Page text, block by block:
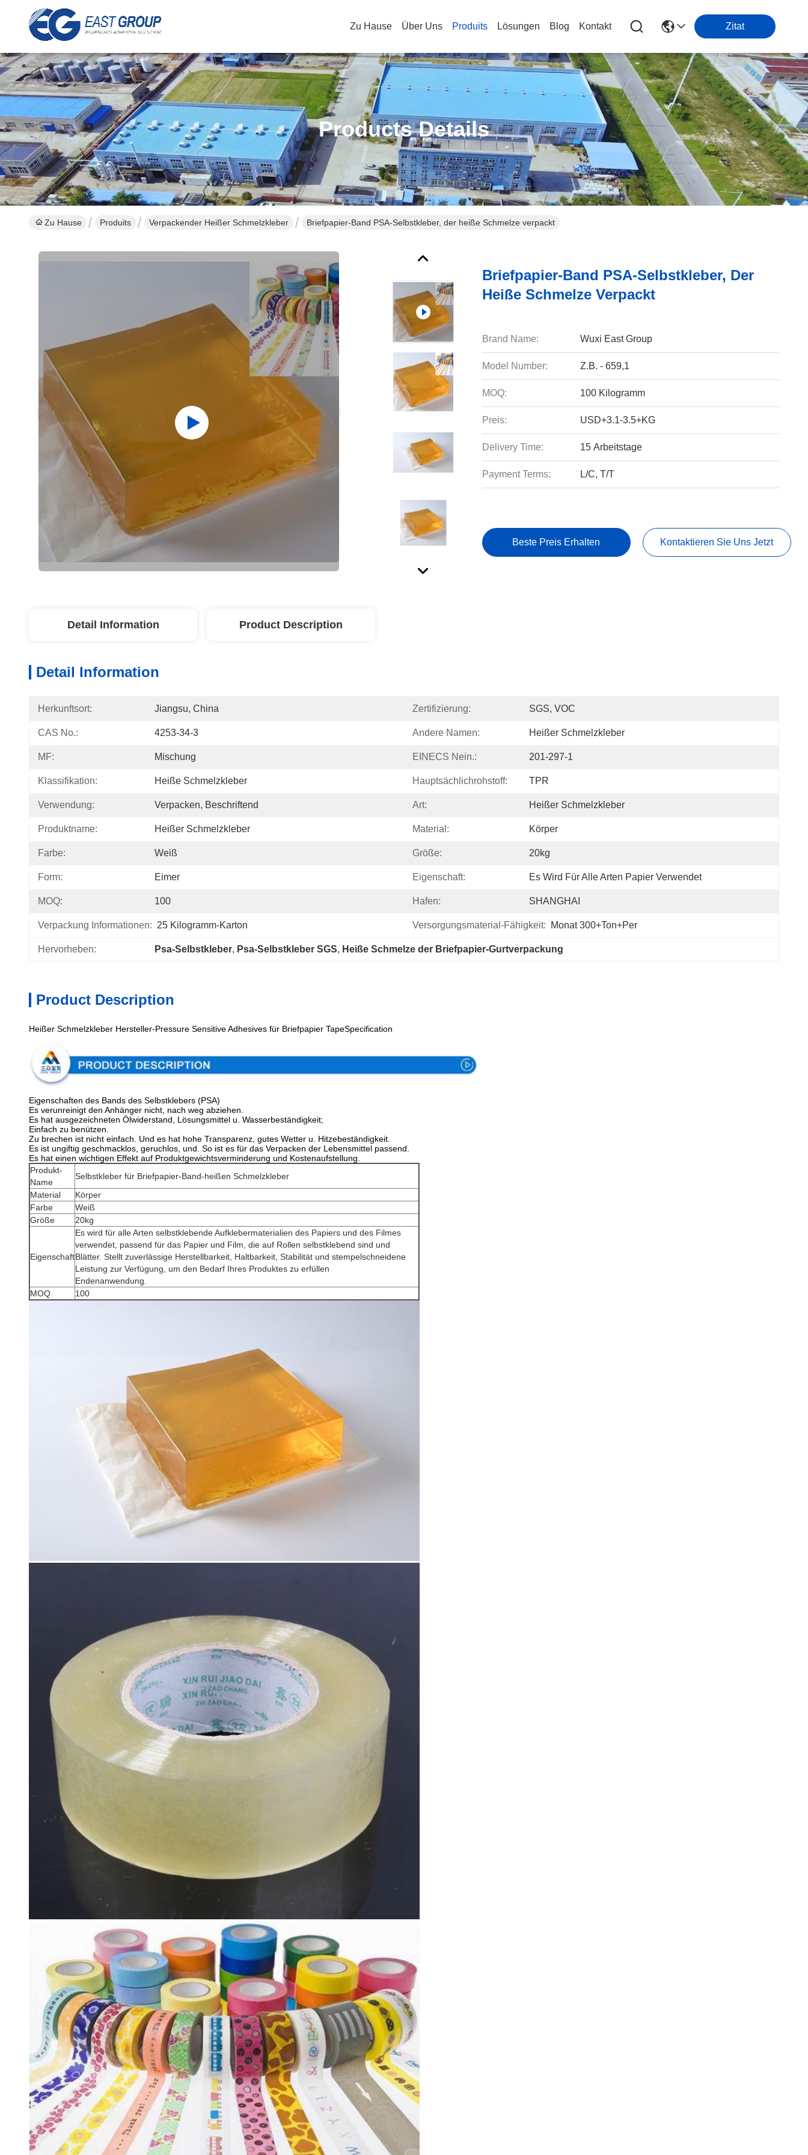
Zu Hause Über Uns Produits Lösungen Blog Kontakt Zitat
Products Details
Zu Hause Produits Verpackender Heißer Schmelzkleber Briefpapier-Band PSA-Selbstkleber, der heiße Schmelze verpackt
Briefpapier-Band PSA-Selbstkleber, Der
Heiße Schmelze Verpackt
Brand Name: Wuxi East Group
Model Number: Z.B. - 659,1
MOQ: 100 Kilogramm
Preis: USD+3.1-3.5+KG
Delivery Time: 15 Arbeitstage
Payment Terms: L/C, T/T
Beste Preis Erhalten Kontaktieren Sie Uns Jetzt
Detail Information Product Description
Detail Information
Herkunftsort: Jiangsu, China Zertifizierung: SGS, VOC
CAS No.: 4253-34-3 Andere Namen: Heißer Schmelzkleber
MF: Mischung EINECS Nein.: 201-297-1
Klassifikation: Heiße Schmelzkleber Hauptsächlichrohstoff: TPR
Verwendung: Verpacken, Beschriftend Art: Heißer Schmelzkleber
Produktname: Heißer Schmelzkleber Material: Körper
Farbe: Weiß Größe: 20kg
Form: Eimer Eigenschaft: Es Wird Für Alle Arten Papier Verwendet
MOQ: 100 Hafen: SHANGHAI
Verpackung Informationen: 25 Kilogramm-Karton Versorgungsmaterial-Fähigkeit: Monat 300+Ton+per
Hervorheben: Psa-Selbstkleber, Psa-Selbstkleber SGS, Heiße Schmelze der Briefpapier-Gurtverpackung
Product Description
Heißer Schmelzkleber Hersteller-Pressure Sensitive Adhesives für Briefpapier TapeSpecification
Eigenschaften des Bands des Selbstklebers (PSA)
Es verunreinigt den Anhänger nicht, nach weg abziehen.
Es hat ausgezeichneten Ölwiderstand, Lösungsmittel u. Wasserbeständigkeit;
Einfach zu benützen.
Zu brechen ist nicht einfach. Und es hat hohe Transparenz, gutes Wetter u. Hitzebeständigkeit.
Es ist ungiftig geschmacklos, geruchlos, und. So ist es für das Verpacken der Lebensmittel passend.
Es hat einen wichtigen Effekt auf Produktgewichtsverminderung und Kostenaufstellung.
Produkt-
Name
Selbstkleber für Briefpapier-Band-heißen Schmelzkleber
Material
Körper
Farbe
Weiß
Größe
20kg
Eigenschaft
Es wird für alle Arten selbstklebende Aufklebermaterialien des Papiers und des Filmes
verwendet, passend für das Papier und Film, die auf Rollen selbstklebend sind und
Blätter. Stellt zuverlässige Herstellbarkeit, Haltbarkeit, Stabilität und stempelschneidene
Leistung zur Verfügung, um den Bedarf Ihres Produktes zu erfüllen
Endenanwendung.
MOQ
100